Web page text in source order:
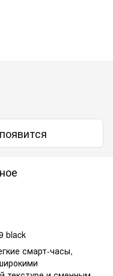
black
смарт-часы,